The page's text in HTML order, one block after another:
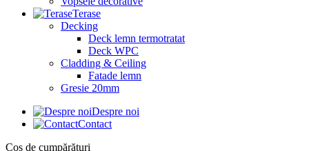
Terase
Decking
Deck lemn termotratat
Deck WPC
Cladding & Ceiling
Fatade lemn
Gresie 20mm
Despre noi
Contact
Coș de cumpărături